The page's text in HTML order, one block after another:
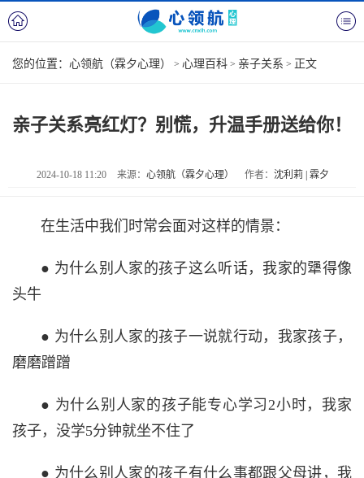
您的位置： 心领航（霖夕心理） > 心理百科 > 亲子关系 > 正文
亲子关系亮红灯？别慌，升温手册送给你！
2024-10-18 11:20 来源： 心领航（霖夕心理） 作者： 沈利莉 | 霖夕
在生活中我们时常会面对这样的情景：
● 为什么别人家的孩子这么听话，我家的犟得像
头牛
● 为什么别人家的孩子一说就行动，我家孩子，
磨磨蹭蹭
● 为什么别人家的孩子能专心学习2小时，我家
孩子，没学5分钟就坐不住了
● 为什么别人家的孩子有什么事都跟父母讲，我